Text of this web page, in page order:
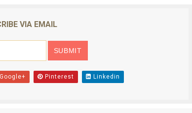
VIA EMAIL
Pinterest Linkedin